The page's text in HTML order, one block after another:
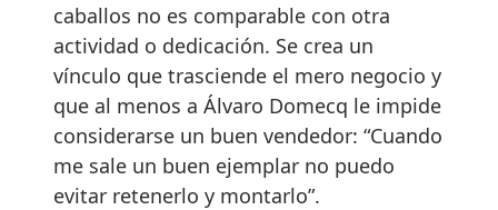
caballos no es comparable con otra
actividad o dedicación. Se crea un
vínculo que trasciende el mero negocio y
que al menos a Álvaro Domecq le impide
considerarse un buen vendedor: “Cuando
me sale un buen ejemplar no puedo
evitar retenerlo y montarlo”.